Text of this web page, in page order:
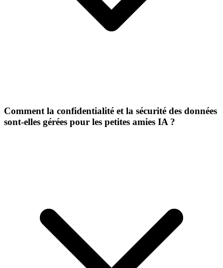
Comment la confidentialité et la sécurité des données
sont-elles gérées pour les petites amies IA ?